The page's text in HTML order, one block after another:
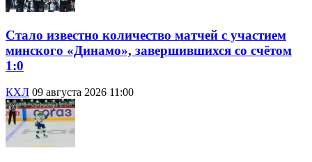
Стало известно количество матчей с участием
минского «Динамо», завершившихся со счётом
1:0
КХЛ 09 августа 2026 11:00